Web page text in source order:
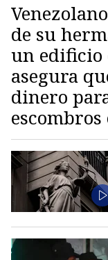
de su
un edificio
asegura
dinero